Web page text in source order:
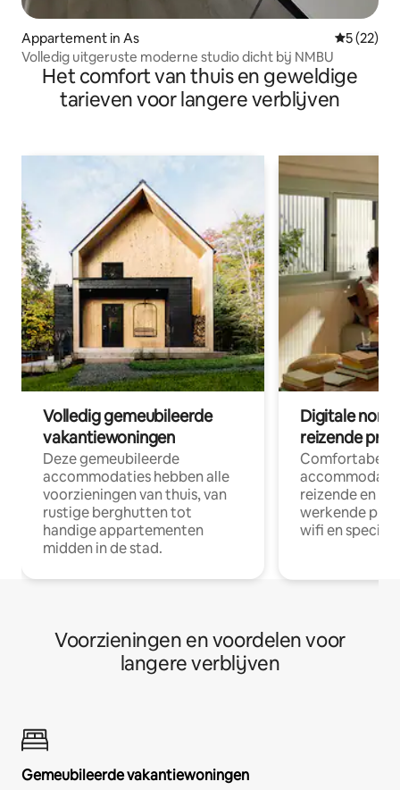
Appartement in As
5 (22)
Volledig uitgeruste moderne studio dicht bij NMBU
Het comfort van thuis en geweldige
tarieven voor langere verblijven
Volledig gemeubileerde
vakantiewoningen
Deze gemeubileerde
accommodaties hebben alle
voorzieningen van thuis, van
rustige berghutten tot
handige appartementen
midden in de stad.
Digitale
reizende
Comfortabele
reizende en
werkende
wifi en
Voorzieningen en voordelen voor
langere verblijven
Gemeubileerde vakantiewoningen